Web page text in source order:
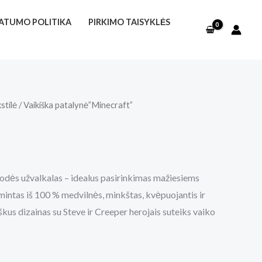
POLITIKA
PIRKIMO TAISYKLĖS
/ Vaikiška patalynė”Minecraft”
užvalkalas – idealus pasirinkimas mažiesiems
iš 100 % medvilnės, minkštas, kvėpuojantis ir
dizainas su Steve ir Creeper herojais suteiks vaiko